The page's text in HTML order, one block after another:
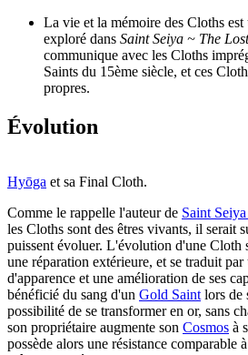
La vie et la mémoire des Cloths
exploré dans Saint Seiya ~ The
communique avec les Cloths
Saints du 15ème siècle, et ces
propres.
Évolution
Hyōga et sa Final Cloth.
Comme le rappelle l'auteur de Saint
les Cloths sont des êtres vivants, il serait
puissent évoluer. L'évolution d'une Cloth
une réparation extérieure, et se traduit
d'apparence et une amélioration de ses
bénéficié du sang d'un Gold Saint lors de
possibilité de se transformer en or, sans
son propriétaire augmente son Cosmos à
possède alors une résistance comparable